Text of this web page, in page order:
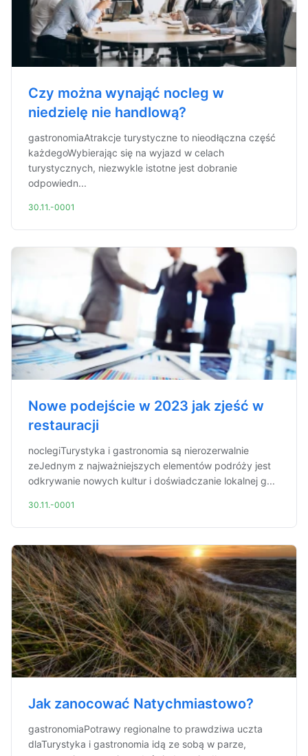
Czy można wynająć nocleg w
niedzielę nie handlową?
gastronomiaAtrakcje turystyczne to nieodłączna część
każdegoWybierając się na wyjazd w celach
turystycznych, niezwykle istotne jest dobranie
odpowiedn...
30.11.-0001
Nowe podejście w 2023 jak zjeść w
restauracji
noclegiTurystyka i gastronomia są nierozerwalnie
zeJednym z najważniejszych elementów podróży jest
odkrywanie nowych kultur i doświadczanie lokalnej g...
30.11.-0001
Jak zanocować Natychmiastowo?
gastronomiaPotrawy regionalne to prawdziwa uczta
dlaTurystyka i gastronomia idą ze sobą w parze,